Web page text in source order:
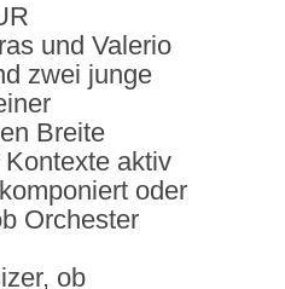
und Valerio
zwei junge
Breite
aktiv
oder
Orchester
ob